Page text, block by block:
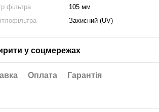
фільтра
105 мм
Захисний (UV)
у соцмережах
Оплата Гарантія